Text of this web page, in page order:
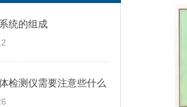
统的组成
检测仪需要注意些什么